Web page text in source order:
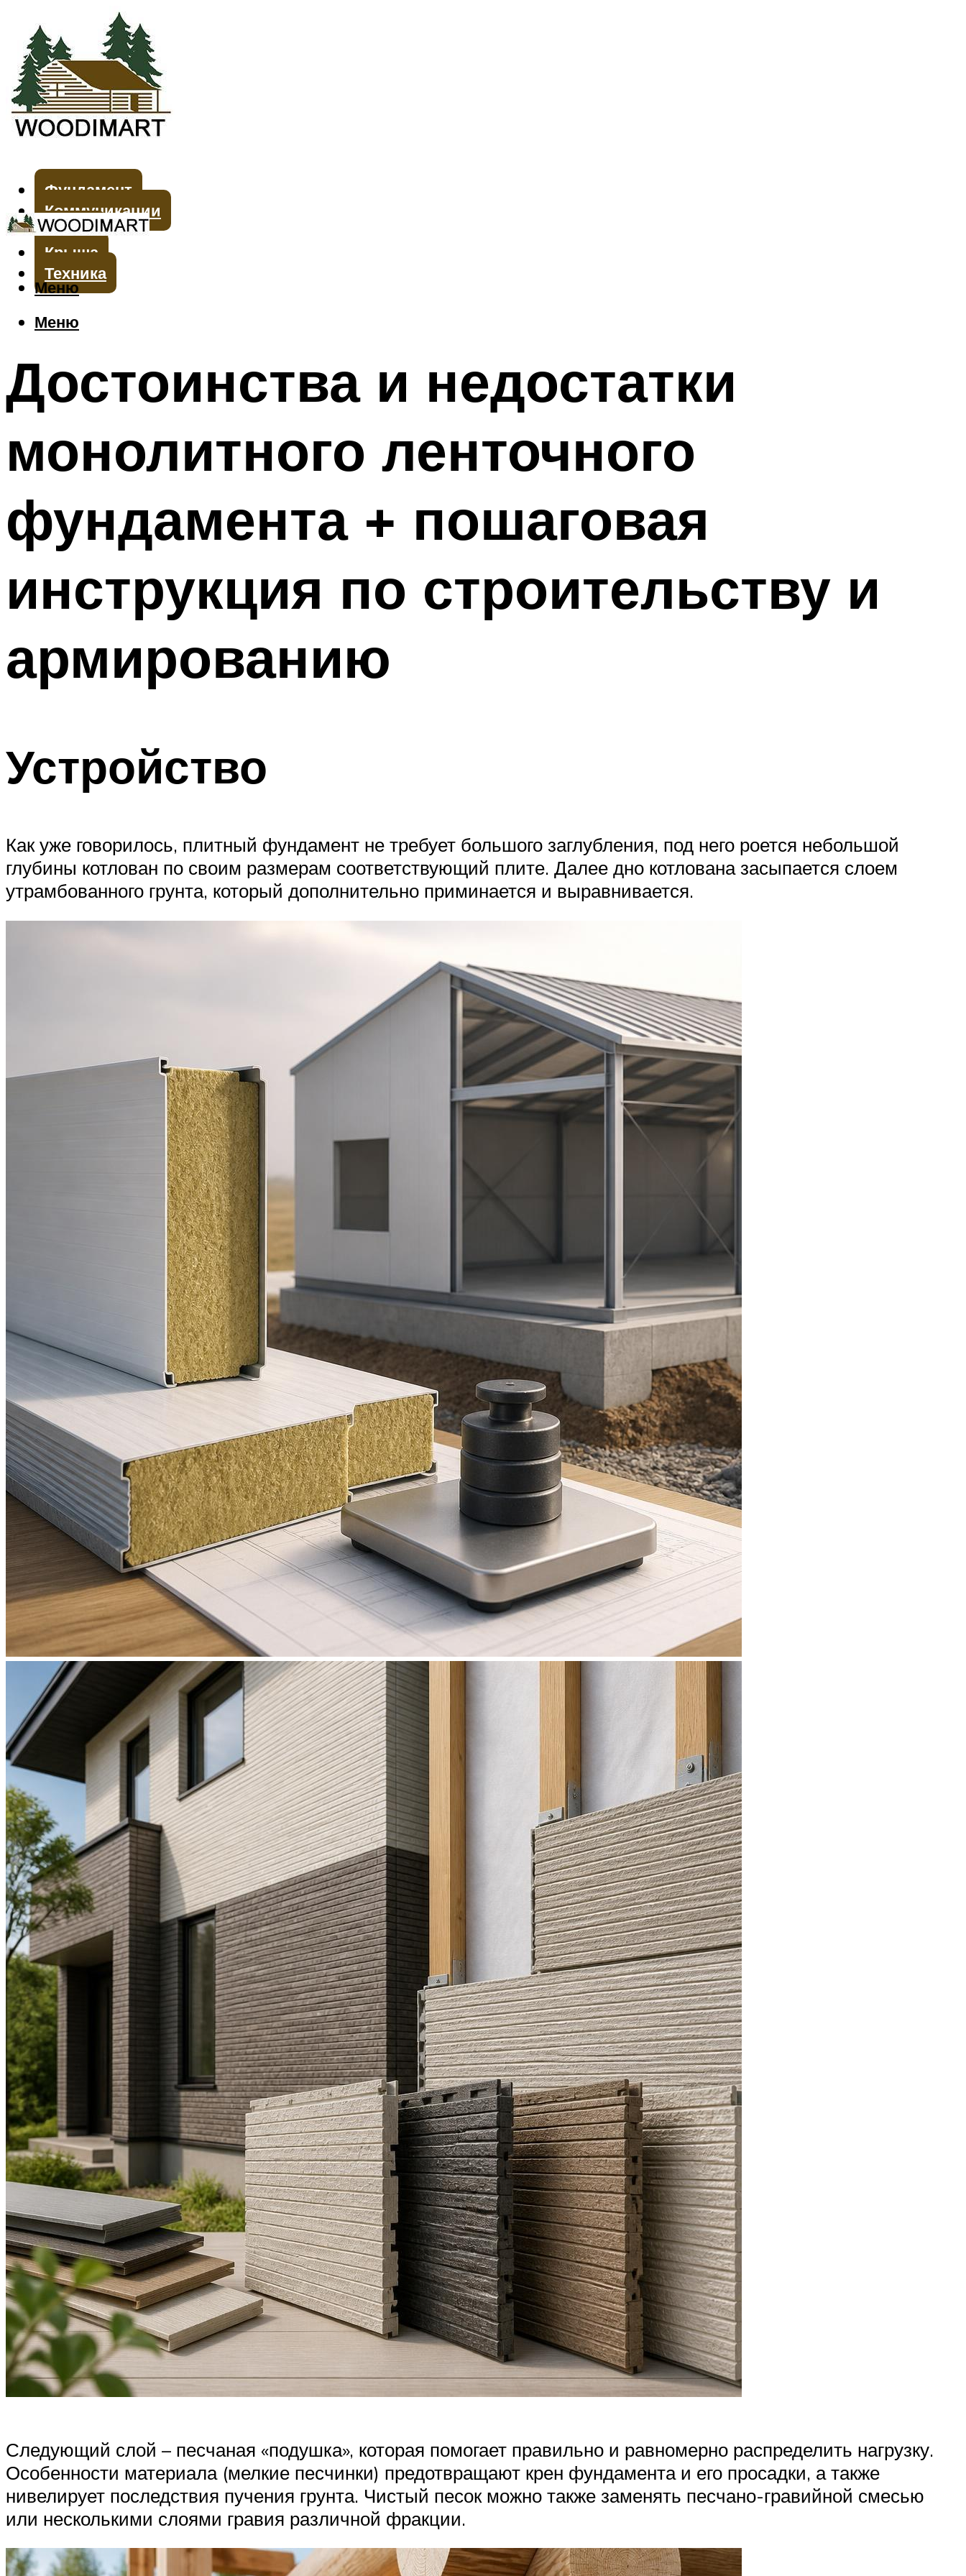
Фундамент
Коммуникации
Стены
Крыша
Техника
Меню
Меню
Достоинства и недостатки
монолитного ленточного
фундамента + пошаговая
инструкция по строительству и
армированию
Устройство
Как уже говорилось, плитный фундамент не требует большого заглубления, под него роется небольшой
глубины котлован по своим размерам соответствующий плите. Далее дно котлована засыпается слоем
утрамбованного грунта, который дополнительно приминается и выравнивается.
Следующий слой – песчаная «подушка», которая помогает правильно и равномерно распределить нагрузку.
Особенности материала (мелкие песчинки) предотвращают крен фундамента и его просадки, а также
нивелирует последствия пучения грунта. Чистый песок можно также заменять песчано-гравийной смесью
или несколькими слоями гравия различной фракции.